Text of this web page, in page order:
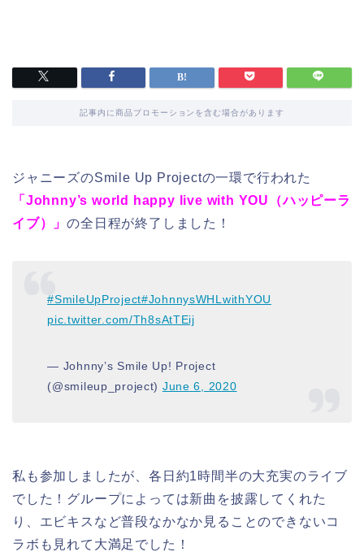
記事内に商品プロモーションを含む場合があります
ジャニーズのSmile Up Projectの一環で行われた
「Johnny’s world happy live with YOU（ハッピーラ
イブ）」の全日程が終了しました！
#SmileUpProject#JohnnysWHLwithYOU
pic.twitter.com/Th8sAtTEij
— Johnny’s Smile Up! Project
(@smileup_project) June 6, 2020
私も参加しましたが、各日約1時間半の大充実のライブ
でした！グループによっては新曲を披露してくれた
り、エビキスなど普段なかなか見ることのできないコ
ラボも見れて大満足でした！